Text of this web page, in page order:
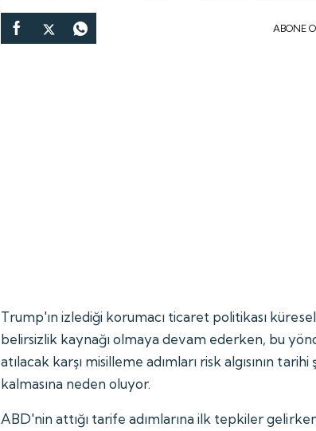
ABONE
Trump'ın izlediği korumacı ticaret politikası
belirsizlik kaynağı olmaya devam ederken, bu
atılacak karşı misilleme adımları risk algısının
kalmasına neden oluyor.
ABD'nin attığı tarife adımlarına ilk tepkiler